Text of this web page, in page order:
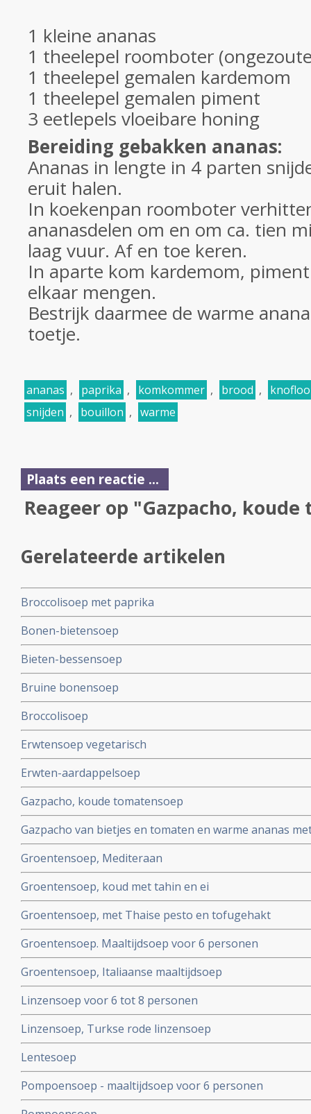
1 kleine ananas
1 theelepel roomboter
1 theelepel gemalen kardemom
1 theelepel gemalen piment
3 eetlepels vloeibare honing
Bereiding gebakken ananas:
Ananas in lengte in 4 parten
eruit halen.
In koekenpan roomboter
ananasdelen om en om ca. tien
laag vuur. Af en toe keren.
In aparte kom kardemom,
elkaar mengen.
Bestrijk daarmee de warme
toetje.
ananas , paprika , komkommer , brood ,
snijden , bouillon , warme
Plaats een reactie ...
Reageer op "Gazpacho,
Gerelateerde artikelen
Broccolisoep met paprika
Bonen-bietensoep
Bieten-bessensoep
Bruine bonensoep
Broccolisoep
Erwtensoep vegetarisch
Erwten-aardappelsoep
Gazpacho, koude tomatensoep
Gazpacho van bietjes en tomaten en warme ananas
Groentensoep, Mediteraan
Groentensoep, koud met tahin en ei
Groentensoep, met Thaise pesto en tofugehakt
Groentensoep. Maaltijdsoep voor 6 personen
Groentensoep, Italiaanse maaltijdsoep
Linzensoep voor 6 tot 8 personen
Linzensoep, Turkse rode linzensoep
Lentesoep
Pompoensoep - maaltijdsoep voor 6 personen